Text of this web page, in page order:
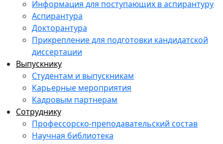
Информация для поступающих в аспирантуру
Аспирантура
Докторантура
Прикрепление для подготовки кандидатской
диссертации
Выпускнику
Студентам и выпускникам
Карьерные мероприятия
Кадровым партнерам
Сотруднику
Профессорско-преподавательский состав
Научная библиотека